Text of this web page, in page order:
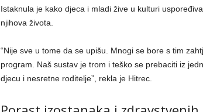
Istaknula je kako djeca i mladi žive u kulturi
njihova života.
“Nije sve u tome da se upišu. Mnogi se bore s tim
program. Naš sustav je trom i teško se prebaciti iz
djecu i nesretne roditelje”, rekla je Hitrec.